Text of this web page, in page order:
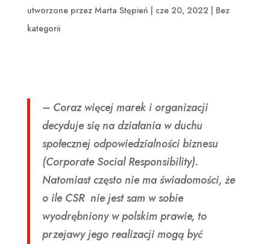
utworzone przez Marta Stępień cze 20, 2022
Bez
kategorii
– Coraz więcej marek i organizacji
decyduje się na działania w duchu
społecznej odpowiedzialności biznesu
(Corporate Social Responsibility).
Natomiast często nie ma świadomości, że
o ile CSR nie jest sam w sobie
wyodrębniony w polskim prawie, to
przejawy jego realizacji mogą być